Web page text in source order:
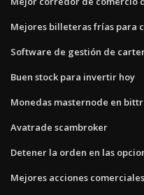
Mejores billeteras frías para
Software de gestión de
Buen stock para invertir hoy
Monedas masternode en
Avatrade scambroker
Detener la orden en las
Mejores acciones